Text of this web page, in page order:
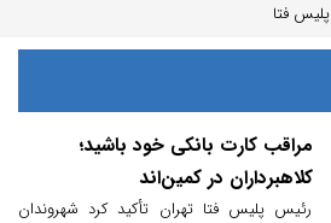
پلیس فتا
مراقب کارت بانکی خود باشید؛
کلاهبرداران در کمین‌اند
رئیس پلیس فتا تهران تأکید کرد شهروندان